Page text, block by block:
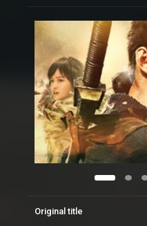
Original title